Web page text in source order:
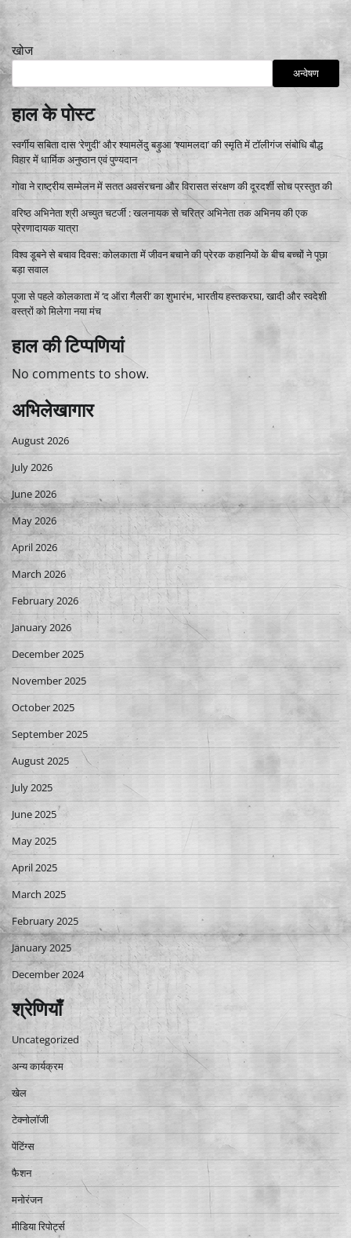
खोज
अन्वेषण
हाल के पोस्ट
स्वर्गीय सबिता दास ‘रेणुदी’ और श्यामलेंदु बड़ुआ ‘श्यामलदा’ की स्मृति में टॉलीगंज संबोधि बौद्ध
विहार में धार्मिक अनुष्ठान एवं पुण्यदान
गोवा ने राष्ट्रीय सम्मेलन में सतत अवसंरचना और विरासत संरक्षण की दूरदर्शी सोच प्रस्तुत की
वरिष्ठ अभिनेता श्री अच्युत चटर्जी : खलनायक से चरित्र अभिनेता तक अभिनय की एक
प्रेरणादायक यात्रा
विश्व डूबने से बचाव दिवस: कोलकाता में जीवन बचाने की प्रेरक कहानियों के बीच बच्चों ने पूछा
बड़ा सवाल
पूजा से पहले कोलकाता में ‘द ऑरा गैलरी’ का शुभारंभ, भारतीय हस्तकरघा, खादी और स्वदेशी
वस्त्रों को मिलेगा नया मंच
हाल की टिप्पणियां
No comments to show.
अभिलेखागार
August 2026
July 2026
June 2026
May 2026
April 2026
March 2026
February 2026
January 2026
December 2025
November 2025
October 2025
September 2025
August 2025
July 2025
June 2025
May 2025
April 2025
March 2025
February 2025
January 2025
December 2024
श्रेणियाँ
Uncategorized
अन्य कार्यक्रम
खेल
टेक्नोलॉजी
पेंटिंग्स
फैशन
मनोरंजन
मीडिया रिपोर्ट्स